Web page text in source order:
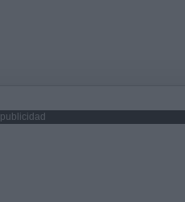
publicidad